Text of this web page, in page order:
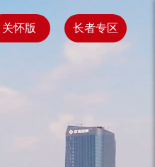
关怀版 长者专区